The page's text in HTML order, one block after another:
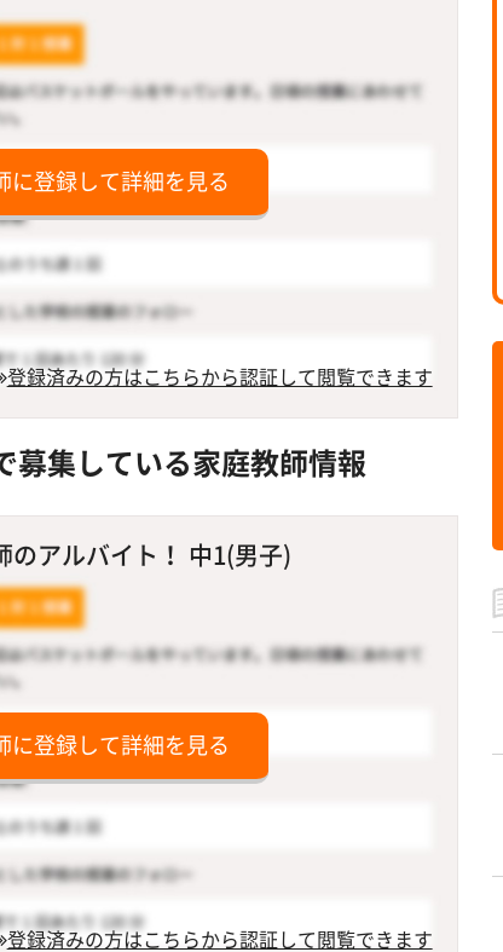
に登録して詳細を見る
登録済みの方はこちらから認証して閲覧できます
募集している家庭教師情報
のアルバイト！ 中1(男子)
に登録して詳細を見る
登録済みの方はこちらから認証して閲覧できます